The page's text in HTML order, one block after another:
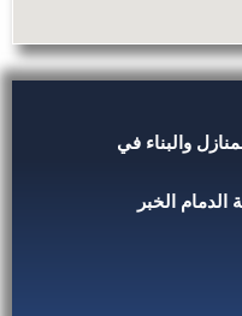
والبناء في
الدمام الخبر